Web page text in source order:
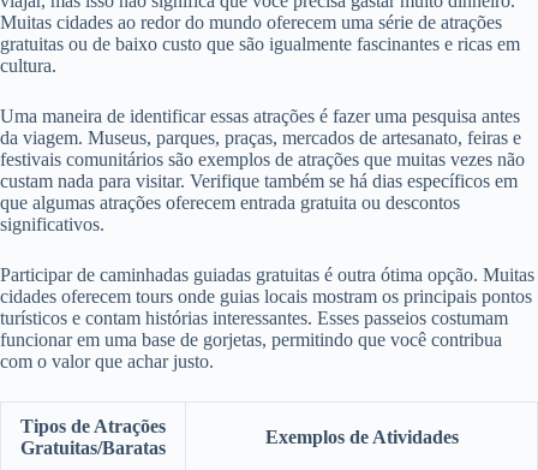
Muitas cidades ao redor do mundo oferecem uma série de atrações
gratuitas ou de baixo custo que são igualmente fascinantes e ricas em
cultura.
Uma maneira de identificar essas atrações é fazer uma pesquisa antes
da viagem. Museus, parques, praças, mercados de artesanato, feiras e
festivais comunitários são exemplos de atrações que muitas vezes não
custam nada para visitar. Verifique também se há dias específicos em
que algumas atrações oferecem entrada gratuita ou descontos
significativos.
Participar de caminhadas guiadas gratuitas é outra ótima opção. Muitas
cidades oferecem tours onde guias locais mostram os principais pontos
turísticos e contam histórias interessantes. Esses passeios costumam
funcionar em uma base de gorjetas, permitindo que você contribua
com o valor que achar justo.
Tipos de Atrações
Gratuitas/Baratas
Exemplos de Atividades